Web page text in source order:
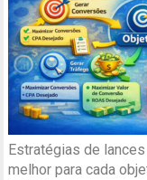
Estratégias de
melhor para cada